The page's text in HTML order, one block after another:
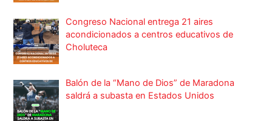
Congreso Nacional entrega 21 aires
acondicionados a centros educativos de
Choluteca
Balón de la “Mano de Dios” de Maradona
saldrá a subasta en Estados Unidos